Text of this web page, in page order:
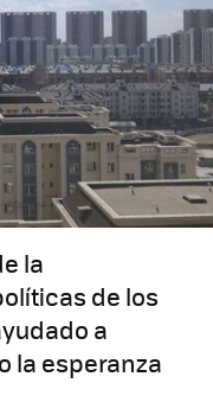
la
de los
a
la esperanza